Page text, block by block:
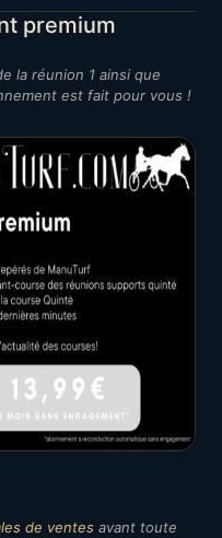
premium
la réunion 1 ainsi que
est fait pour vous !
de ventes avant toute